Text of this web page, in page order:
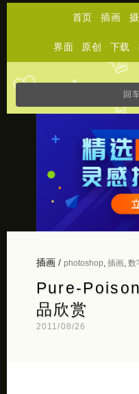
首页 插画
界面 原创 下载
插画/ photoshop 插画, 数
Pure-
品欣赏
2011/08/26